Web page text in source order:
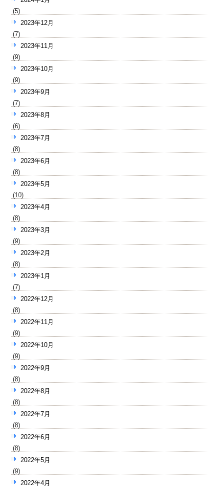
(5)
2023年12月
(7)
2023年11月
(9)
2023年10月
(9)
2023年9月
(7)
2023年8月
(6)
2023年7月
(8)
2023年6月
(8)
2023年5月
(10)
2023年4月
(8)
2023年3月
(9)
2023年2月
(8)
2023年1月
(7)
2022年12月
(8)
2022年11月
(9)
2022年10月
(9)
2022年9月
(8)
2022年8月
(8)
2022年7月
(8)
2022年6月
(8)
2022年5月
(9)
2022年4月